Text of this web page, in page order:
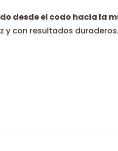
desde el codo hacia la
y con resultados duraderos.